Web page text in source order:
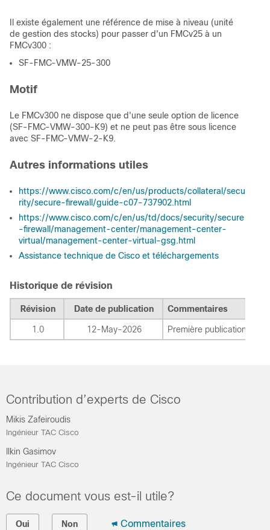
Il existe également une référence de mise à niveau (unité
de gestion des stocks) pour passer d'un FMCv25 à un
FMCv300 :
SF-FMC-VMW-25-300
Motif
Le FMCv300 ne dispose que d'une seule option de licence
(SF-FMC-VMW-300-K9) et ne peut pas être sous licence
avec SF-FMC-VMW-2-K9.
Autres informations utiles
https://www.cisco.com/c/en/us/products/collateral/secu
rity/secure-firewall/guide-c07-737902.html
https://www.cisco.com/c/en/us/td/docs/security/secure
-firewall/management-center/management-center-
virtual/management-center-virtual-gsg.html
Assistance technique de Cisco et téléchargements
Historique de révision
Révision Date de publication Commentaires
1.0 12-May-2026 Première publication
Contribution d’experts de Cisco
Mikis Zafeiroudis
Ingénieur TAC Cisco
Ilkin Gasimov
Ingénieur TAC Cisco
Ce document vous est-il utile?
Oui Non Commentaires